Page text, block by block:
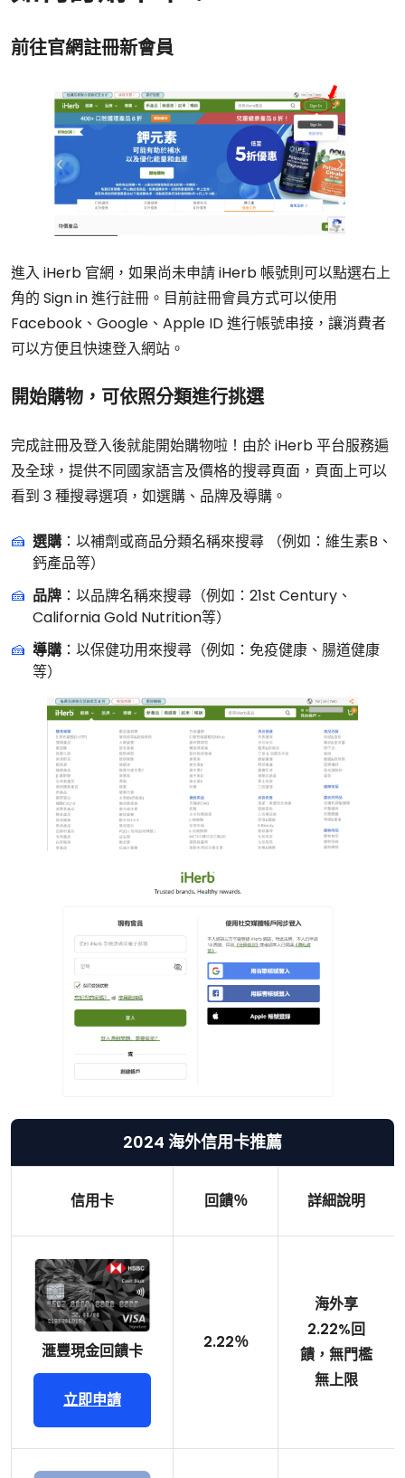
前往官網註冊新會員
進入 iHerb 官網，如果尚未申請 iHerb 帳號則可以點選右上
角的 Sign in 進行註冊。目前註冊會員方式可以使用
Facebook、Google、Apple ID 進行帳號串接，讓消費者
可以方便且快速登入網站。
開始購物，可依照分類進行挑選
完成註冊及登入後就能開始購物啦！由於 iHerb 平台服務遍
及全球，提供不同國家語言及價格的搜尋頁面，頁面上可以
看到 3 種搜尋選項，如選購、品牌及導購。
選購 ：以補劑或商品分類名稱來搜尋 （例如：維生素B、
鈣產品等）
品牌 ：以品牌名稱來搜尋（例如：21st Century、
California Gold Nutrition等）
導購 ：以保健功用來搜尋（例如：免疫健康、腸道健康
等）
2024 海外信用卡推薦
信用卡 回饋％ 詳細說明
滙豐現金回饋卡
立即申請
2.22％
海外享
2.22%回
饋，無門檻
無上限